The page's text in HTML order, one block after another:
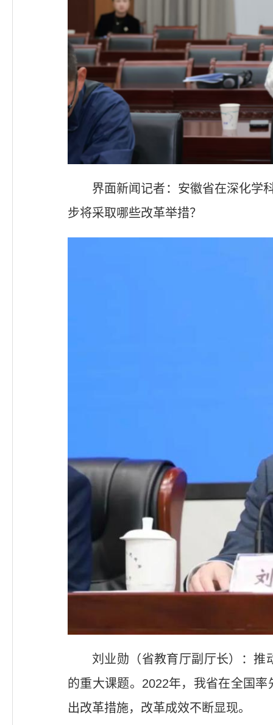
界面新闻记者：安徽省在深化学
步将采取哪些改革举措？
刘业勋（省教育厅副厅长）：推
的重大课题。2022年，我省在全国
出改革措施，改革成效不断显现。